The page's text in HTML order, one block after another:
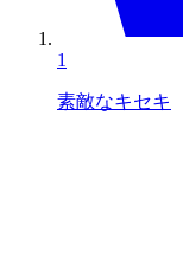
1
素敵なキセキ